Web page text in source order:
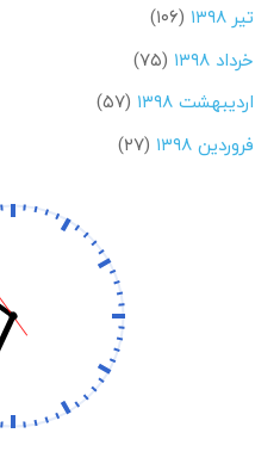
تیر ۱۳۹۸
(۱۰۶)
خرداد ۱۳۹۸
(۷۵)
اردیبهشت ۱۳۹۸
(۵۷)
فروردین ۱۳۹۸
(۲۷)